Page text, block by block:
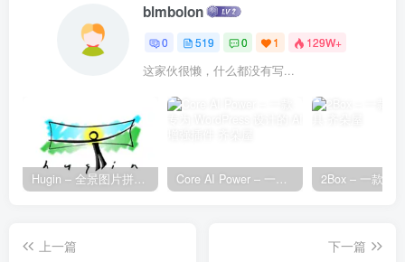
blmbolon
0 519 0 1 129W+
这家伙很懒，什么都没有写...
Hugin – 全景图片拼接工具 Core AI Power – 一款专为 WordPress 设计的 AI 增强插件
上一篇
下一篇